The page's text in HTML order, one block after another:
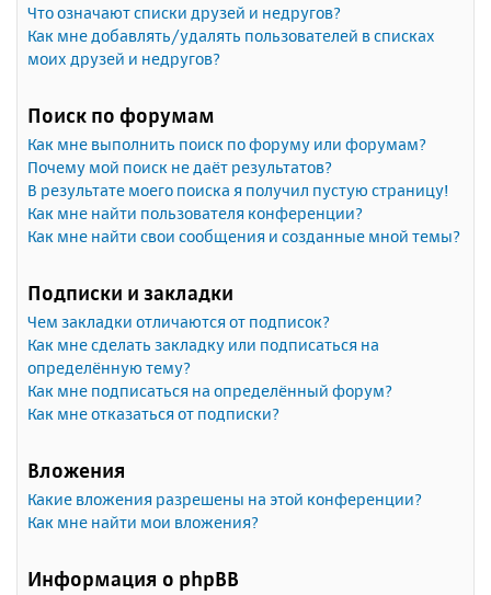
Что означают списки друзей и недругов?
Как мне добавлять/удалять пользователей в списках
моих друзей и недругов?
Поиск по форумам
Как мне выполнить поиск по форуму или форумам?
Почему мой поиск не даёт результатов?
В результате моего поиска я получил пустую страницу!
Как мне найти пользователя конференции?
Как мне найти свои сообщения и созданные мной темы?
Подписки и закладки
Чем закладки отличаются от подписок?
Как мне сделать закладку или подписаться на
определённую тему?
Как мне подписаться на определённый форум?
Как мне отказаться от подписки?
Вложения
Какие вложения разрешены на этой конференции?
Как мне найти мои вложения?
Информация о phpBB